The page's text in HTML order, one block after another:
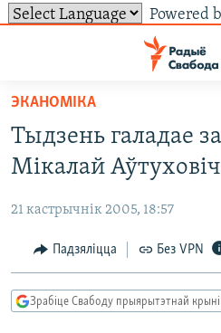
Powered
ўнівэрсальнага
доступу
Перайсьці
да
галоўнага
Перайсьці
Перайсьці
ЛЮДЗІ
ПАЛІТЫКА
ВАЙНА
ТОЛЬКІ НА СВАБОДЗЕ
БЛОГІ
ГІСТОРЫЯ НА СВАБОДЗЕ
КНІГІ
АБЫСЬЦІ БЛЯКАВАНЬНЕ
ПАДЗЯЛІЦЦА ІНФАРМАЦЫЯЙ
ПАДПІСАЦЦА
RSS
FACEBOOK
ЭКАНОМІКА
Тыдзень галадае
Мікалай Аўтуховіч
21 кастрычнік 2005, 18:57
Падзяліцца Без VPN
Зрабіце Свабоду прыярытэтнай